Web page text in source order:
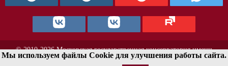
© 2010-2026 Московская государственная консерватория имени
П.И.Чайковского. Все права защищены.
Мы используем файлы Cookie для улучшения работы сайта.